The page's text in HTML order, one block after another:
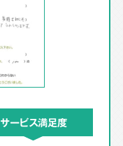
サービス満足度